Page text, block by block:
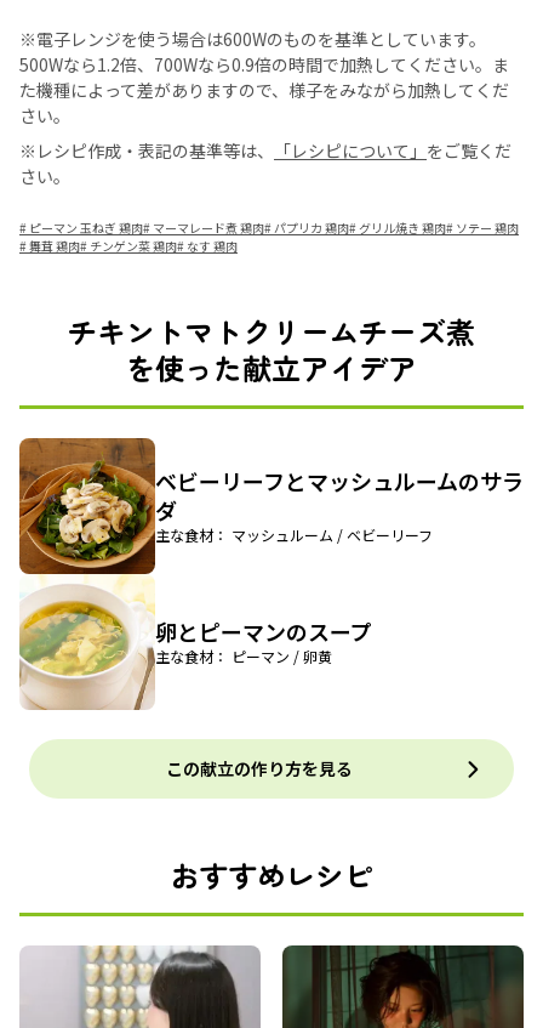
※電子レンジを使う場合は600Wのものを基準としています。
500Wなら1.2倍、700Wなら0.9倍の時間で加熱してください。ま
た機種によって差がありますので、様子をみながら加熱してくだ
さい。
※レシピ作成・表記の基準等は、
「レシピについて」 をご覧くだ
さい。
# ピーマン 玉ねぎ 鶏肉# マーマレード煮 鶏肉#パプリカ 鶏肉# グリル焼き 鶏肉# ソテー 鶏肉
#舞茸 鶏肉# チンゲン菜 鶏肉# なす 鶏肉
チキントマトクリームチーズ煮
を使った献立アイデア
ベビーリーフとマッシュルームのサラ
ダ
主な食材： マッシュルーム / ベビーリーフ
卵とピーマンのスープ
主な食材： ピーマン / 卵黄
この献立の作り方を見る
おすすめレシピ